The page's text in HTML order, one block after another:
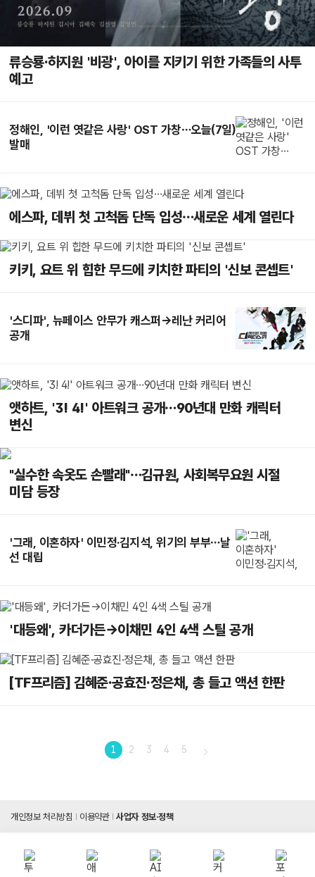
류승룡·하지원 '비광', 아이를 지키기 위한 가족들의 사투
예고
정해인, '이런 엿같은 사랑' OST 가창…오늘(7일)
발매
에스파, 데뷔 첫 고척돔 단독 입성…새로운 세계 열린다
키키, 요트 위 힙한 무드에 키치한 파티의 '신보 콘셉트'
'스디파', 뉴페이스 안무가 캐스퍼→레난 커리어
공개
앳하트, '3! 4!' 아트워크 공개…90년대 만화 캐릭터
변신
"실수한 속옷도 손빨래"…김규원, 사회복무요원 시절
미담 등장
'그래, 이혼하자' 이민정·김지석, 위기의 부부…날
선 대립
'대등왜', 카더가든→이채민 4인 4색 스틸 공개
[TF프리즘] 김혜준·공효진·정은채, 총 들고 액션 한판
1 2 3 4 5
개인정보 처리방침 이용약관 사업자 정보·정책